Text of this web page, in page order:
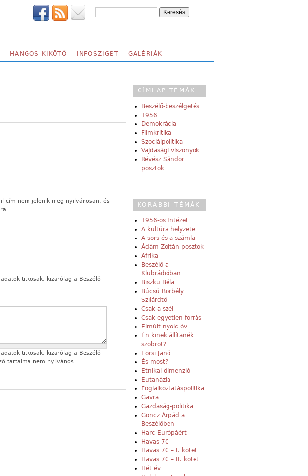
HANGOS KIKÖTŐ INFOSZIGET GALÉRIÁK
cím nem jelenik meg nyilvánosan, és
titkosak, kizárólag a Beszélő
titkosak, kizárólag a Beszélő
tartalma nem nyilvános.
CÍMLAP TÉMÁK
Beszélő-beszélgetés
1956
Demokrácia
Filmkritika
Szociálpolitika
Vajdasági viszonyok
Révész Sándor
posztok
KORÁBBI TÉMÁK
1956-os Intézet
A kultúra helyzete
A sors és a számla
Ádám Zoltán posztok
Afrika
Beszélő a
Klubrádióban
Biszku Béla
Búcsú Borbély
Szilárdtól
Csak a szél
Csak egyetlen forrás
Elmúlt nyolc év
Én kinek állítanék
szobrot?
Eörsi Janó
És most?
Etnikai dimenzió
Eutanázia
Foglalkoztatáspolitika
Gavra
Gazdaság-politika
Göncz Árpád a
Beszélőben
Harc Európáért
Havas 70
Havas 70 – I. kötet
Havas 70 – II. kötet
Hét év